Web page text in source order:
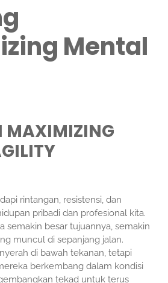
Mental
MAXIMIZING
rintangan, resistensi, dan
pribadi dan profesional kita.
semakin besar tujuannya, semakin
muncul di sepanjang jalan.
di bawah tekanan, tetapi
berkembang dalam kondisi
tekad untuk terus